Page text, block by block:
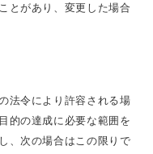
とがあり、変更した場合
法令により許容される場
的の達成に必要な範囲を
、次の場合はこの限りで